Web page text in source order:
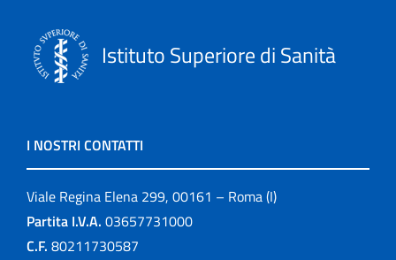
Istituto Superiore di Sanità
I NOSTRI CONTATTI
Viale Regina Elena 299, 00161 – Roma (I)
Partita I.V.A. 03657731000
C.F. 80211730587